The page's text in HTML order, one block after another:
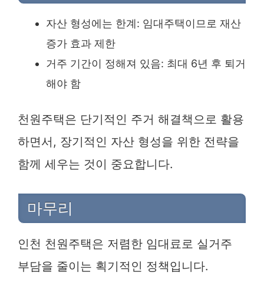
자산 형성에는 한계: 임대주택이므로 재산
증가 효과 제한
거주 기간이 정해져 있음: 최대 6년 후 퇴거
해야 함
천원주택은 단기적인 주거 해결책으로 활용
하면서, 장기적인 자산 형성을 위한 전략을
함께 세우는 것이 중요합니다.
마무리
인천 천원주택은 저렴한 임대료로 실거주
부담을 줄이는 획기적인 정책입니다.